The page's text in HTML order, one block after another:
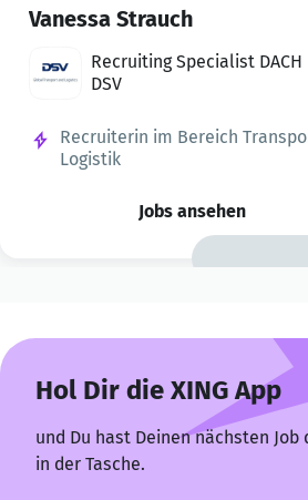
Vanessa Strauch
Recruiting Specialist DACH
DSV
Recruiterin im Bereich
Logistik
Jobs ansehen
Hol Dir die XING App
und Du hast Deinen nächsten Job
in der Tasche.